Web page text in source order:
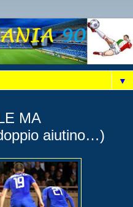
▼
MA
aiutino…)